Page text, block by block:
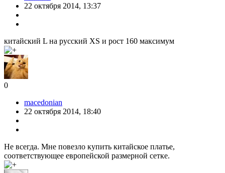
22 октября 2014, 13:37
китайский L на русский XS и рост 160 максимум
0
macedonian
22 октября 2014, 18:40
Не всегда. Мне повезло купить китайское платье,
соответствующее европейской размерной сетке.